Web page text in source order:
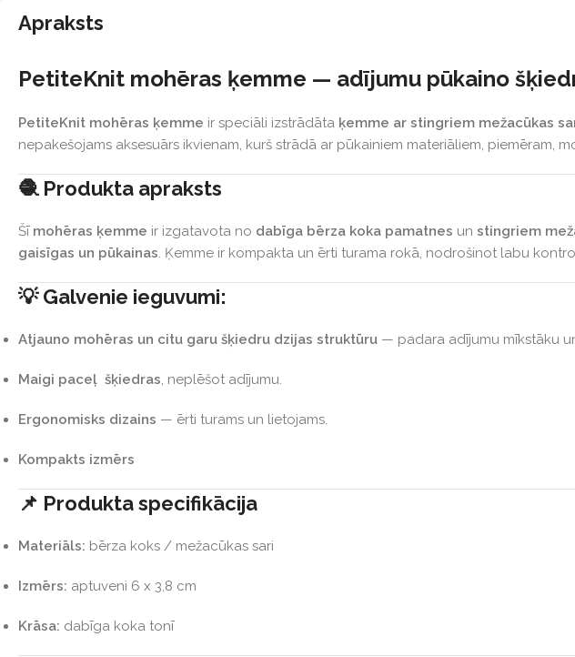
Apraksts
PetiteKnit mohēras ķemme — adījumu pūkaino
PetiteKnit mohēras ķemme ir speciāli izstrādāta ķemme ar stingriem mežacūkas
nepakešojams aksesuārs ikvienam, kurš strādā ar pūkainiem materiāliem, piemēram,
🧶 Produkta apraksts
Šī mohēras ķemme ir izgatavota no dabīga bērza koka pamatnes un stingriem
gaisīgas un pūkainas. Ķemme ir kompakta un ērti turama rokā, nodrošinot labu
💡 Galvenie ieguvumi:
Atjauno mohēras un citu garu šķiedru dzijas struktūru — padara adījumu mīkstāku
Maigi paceļ šķiedras, neplēšot adījumu.
Ergonomisks dizains — ērti turams un lietojams.
Kompakts izmērs
📌 Produkta specifikācija
Materiāls: bērza koks / mežacūkas sari
Izmērs: aptuveni 6 x 3,8 cm
Krāsa: dabīga koka tonī